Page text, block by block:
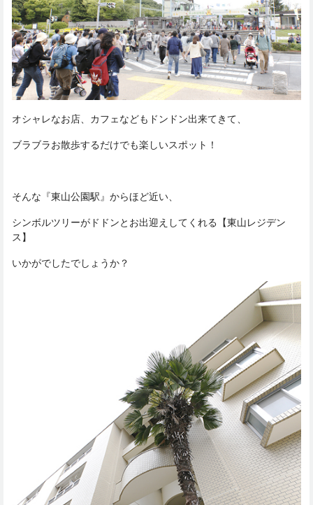
オシャレなお店、カフェなどもドンドン出来てきて、
ブラブラお散歩するだけでも楽しいスポット！
そんな『東山公園駅』からほど近い、
シンボルツリーがドドンとお出迎えしてくれる【東山レジデン
ス】
いかがでしたでしょうか？